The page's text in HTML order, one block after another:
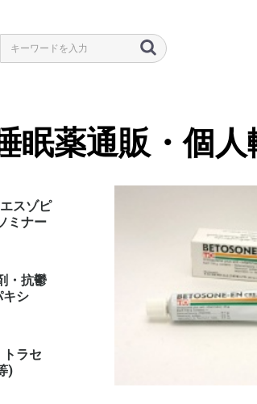
眠薬通販・個
スゾピ
ミナー
・抗鬱
キシ
ラセ
)